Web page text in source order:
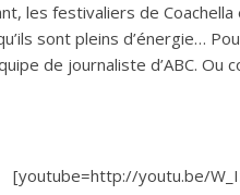
les festivaliers de
sont pleins d’énergie…
de journaliste d’ABC. Ou
[youtube=http://youtu.be/